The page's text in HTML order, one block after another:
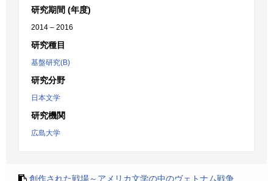
研究期間 (年度)
2014 – 2016
研究種目
基盤研究(B)
研究分野
日本文学
研究機関
広島大学
創作された戦場～アメリカ文学の中のヴェトナム戦争